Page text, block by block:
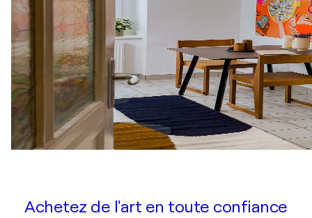
Achetez de l'art en toute confiance